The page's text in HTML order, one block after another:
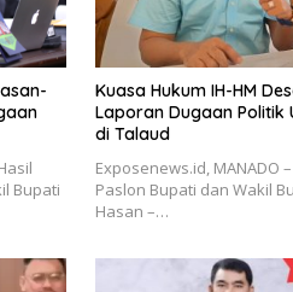
Bupati
Kuasa Hukum IH-HM
Laporan Dugaan Politik
di Talaud
Exposenews.id, MANADO
Paslon Bupati dan Wakil
Hasan –…